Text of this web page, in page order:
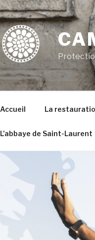
Accueil La
L’abbaye de Saint-Laurent